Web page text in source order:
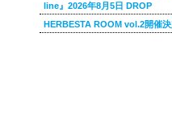
line』2026年8月5日 DROP
HERBESTA ROOM vol.2開催決